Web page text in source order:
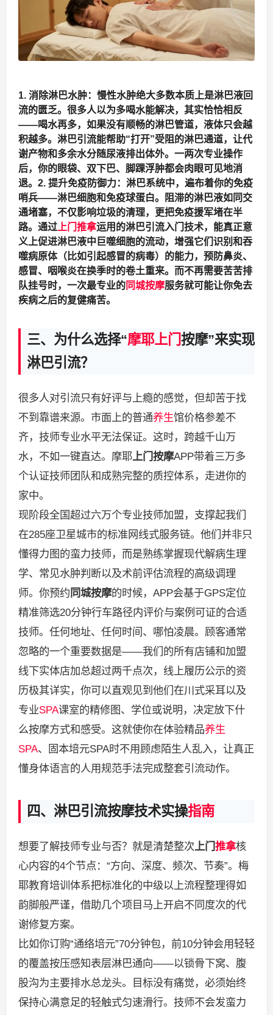
1. 消除淋巴水肿：慢性水肿绝大多数本质上是淋巴液回
流的匮乏。很多人以为多喝水能解决，其实恰恰相反
——喝水再多，如果没有顺畅的淋巴管道，液体只会越
积越多。淋巴引流能帮助“打开”受阻的淋巴通道，让代
谢产物和多余水分随尿液排出体外。一两次专业操作
后，你的眼袋、双下巴、脚踝浮肿都会肉眼可见地消
退。 2. 提升免疫防御力：淋巴系统中，遍布着你的免疫
哨兵——淋巴细胞和免疫球蛋白。阻滞的淋巴液如同交
通堵塞，不仅影响垃圾的清理，更把免疫援军堵在半
路。通过上门推拿运用的淋巴引流入门技术，能真正意
义上促进淋巴液中巨噬细胞的流动，增强它们识别和吞
噬病原体（比如引起感冒的病毒）的能力，预防鼻炎、
感冒、咽喉炎在换季时的卷土重来。而不再需要苦苦排
队挂号时，一次最专业的同城按摩服务就可能让你免去
疾病之后的复健痛苦。
三、为什么选择“摩耶上门 按摩”来实现
淋巴引流？
很多人对引流只有好评与上瘾的感觉，但却苦于找
不到靠谱来源。市面上的普通养生馆价格参差不
齐，技师专业水平无法保证。这时，跨越千山万
水，不如一键直达。摩耶上门按摩APP带着三万多
个认证技师团队和成熟完整的质控体系，走进你的
家中。
现阶段全国超过六万个专业技师加盟，支撑起我们
在285座卫星城市的标准网线式服务链。他们并非只
懂得力图的蛮力技师，而是熟练掌握现代解病生理
学、常见水肿判断以及术前评估流程的高级调理
师。你预约 同城按摩的时候，APP会基于GPS定位
精准筛选20分钟行车路径内评价与案例可证的合适
技师。任何地址、任何时间、哪怕凌晨。顾客通常
忽略的一个重要数据是——我们的所有店铺和加盟
线下实体店加总超过两千点次，线上履历公示的资
历极其详实，你可以直观见到他们在川式采耳以及
专业SPA课室的精修图、学位或说明，决定放下什
么按摩方式和感受。这就使你在体验精品养生
SPA、固本培元SPA时不用顾虑陌生人乱入，让真正
懂身体语言的人用规范手法完成整套引流动作。
四、淋巴引流按摩技术实操指南
想要了解技师专业与否？就是清楚整次上门推拿核
心内容的4个节点：“方向、深度、频次、节奏”。梅
耶教育培训体系把标准化的中级以上流程整理得如
韵脚般严谨，借助几个项目马上开启不同度次的代
谢修复方案。
比如你订购“通络培元”70分钟包，前10分钟会用轻轻
的覆盖按压感知表层淋巴通向——以锁骨下窝、腹
股沟为主要排水总龙头。目标没有痛觉，必须始终
保持心满意足的轻触式匀速滑行。技师不会发蛮力